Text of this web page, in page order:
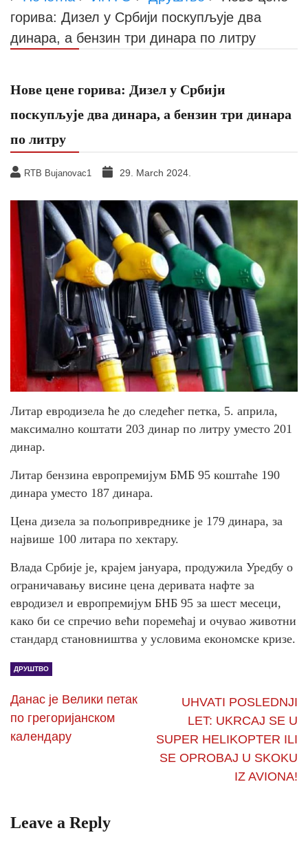
горива: Дизел у Србији поскупљује два
динара, а бензин три динара по литру
Нове цене горива: Дизел у Србији
поскупљује два динара, а бензин три динара
по литру
RTB Bujanovac1 29. March 2024.
Литар евродизела ће до следећег петка, 5. априла,
максимално коштати 203 динар по литру уместо 201
динар.
Литар бензина европремијум БМБ 95 коштаће 190
динара уместо 187 динара.
Цена дизела за пољопривреднике је 179 динара, за
највише 100 литара по хектару.
Влада Србије је, крајем јануара, продужила Уредбу о
ограничавању висине цена деривата нафте за
евродизел и европремијум БНБ 95 за шест месеци,
како би се спречио већи поремећај и очувао животни
стандард становништва у условима економске кризе.
ДРУШТВО
Данас је Велики петак
по грегоријанском
календару
UHVATI POSLEDNJI
LET: UKRCAJ SE U
SUPER HELIKOPTER ILI
SE OPROBAJ U SKOKU
IZ AVIONA!
Leave a Reply